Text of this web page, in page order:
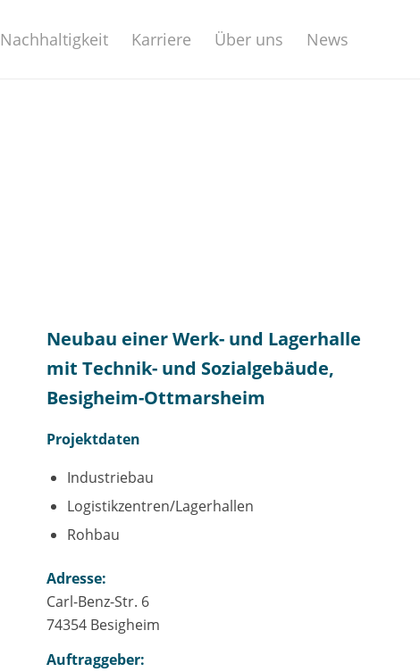
Nachhaltigkeit Karriere Über uns News
Neubau einer Werk- und Lagerhalle
mit Technik- und Sozialgebäude,
Besigheim-Ottmarsheim
Projektdaten
Industriebau
Logistikzentren/Lagerhallen
Rohbau
Adresse:
Carl-Benz-Str. 6
74354 Besigheim
Auftraggeber: